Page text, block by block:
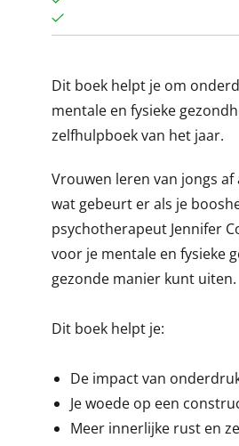
Dit boek helpt je om
mentale en fysieke
zelfhulpboek van het jaar.
Vrouwen leren van jongs
wat gebeurt er als je
psychotherapeut Jennifer
voor je mentale en fysieke
gezonde manier kunt uiten.
Dit boek helpt je:
De impact van
Je woede op een
Meer innerlijke rust en